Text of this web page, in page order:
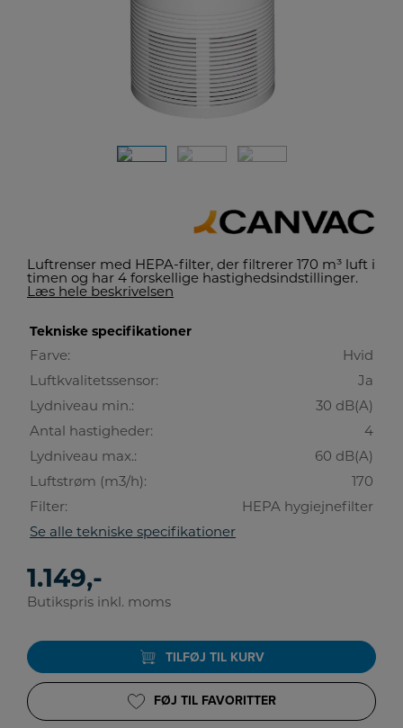
Luftrenser med HEPA-filter, der filtrerer 170 m³ luft i
timen og har 4 forskellige hastighedsindstillinger.
Læs hele beskrivelsen
Tekniske specifikationer
Farve:
Hvid
Luftkvalitetssensor:
Ja
Lydniveau min.:
30 dB(A)
Antal hastigheder:
4
Lydniveau max.:
60 dB(A)
Luftstrøm (m3/h):
170
Filter:
HEPA hygiejnefilter
Se alle tekniske specifikationer
1.149,-
Butikspris inkl. moms
TILFØJ TIL KURV
FØJ TIL FAVORITTER